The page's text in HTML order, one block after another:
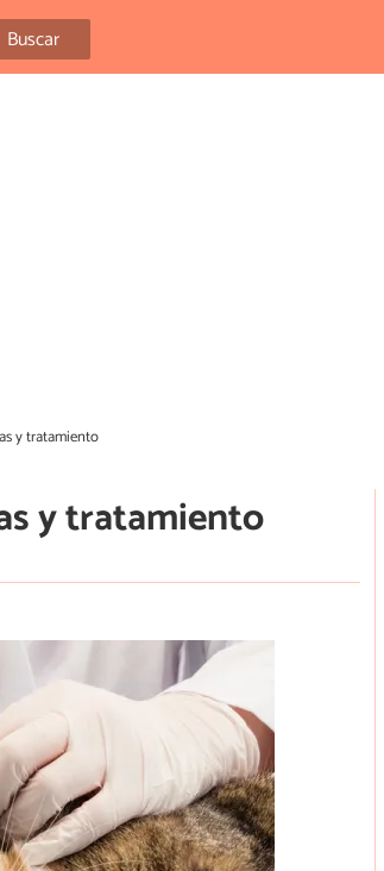
Buscar
y tratamiento
y tratamiento